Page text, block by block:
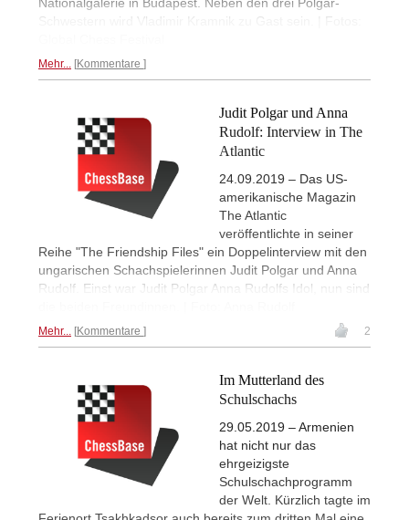
Schwestern wird Vladimir Kramnik zu Gast sein. | Fotos:
Mehr... Kommentare
Judit Polgar und Anna
Rudolf: Interview in The
Atlantic
24.09.2019 – Das US-
amerikanische Magazin
The Atlantic
veröffentlichte in seiner
Reihe "The Friendship Files" ein Doppelinterview mit den
ungarischen Schachspielerinnen Judit Polgar und Anna
Rudolf. Einst war Judit Polgar Anna Rudolfs Idol, nun sind
Mehr... Kommentare 2
Im Mutterland des
Schulschachs
29.05.2019 – Armenien
hat nicht nur das
ehrgeizigste
Schulschachprogramm
der Welt. Kürzlich tagte im